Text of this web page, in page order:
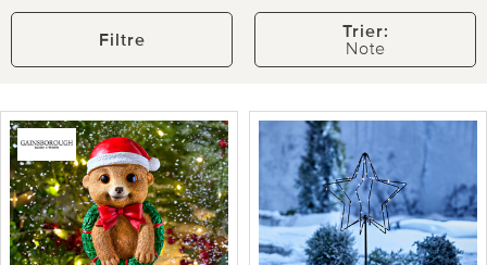
Filtre
Trier:
Note